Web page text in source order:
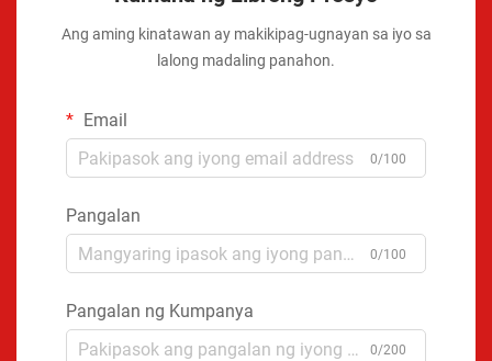
Ang aming kinatawan ay makikipag-ugnayan sa iyo sa
lalong madaling panahon.
Email
0/100
Pangalan
0/100
Pangalan ng Kumpanya
0/200